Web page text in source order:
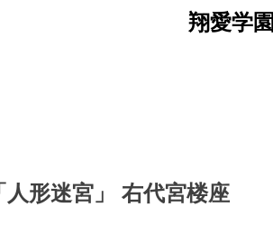
翔愛学園
人形迷宮」 右代宮楼座